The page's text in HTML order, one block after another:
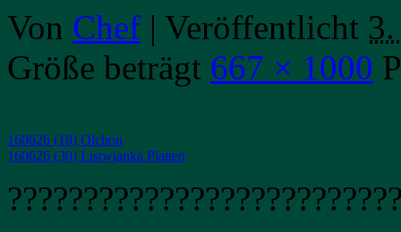
Von Chef | Veröffentlicht
Größe beträgt 667 × 1000
160626 (18) Olchon
160626 (30) Listwjanka Platten